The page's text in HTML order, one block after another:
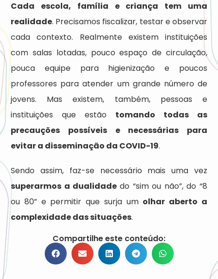
Cada escola, família e criança tem uma
realidade. Precisamos fiscalizar, testar e observar
cada contexto. Realmente existem instituições
com salas lotadas, pouco espaço de circulação,
pouca equipe para higienização e poucos
professores para atender um grande número de
jovens. Mas existem, também, pessoas e
instituições que estão tomando todas as
precauções possíveis e necessárias para
evitar a disseminação da COVID-19.
Sendo assim, faz-se necessário mais uma vez
superarmos a dualidade do “sim ou não”, do “8
ou 80” e permitir que surja um olhar aberto a
complexidade das situações.
Compartilhe este conteúdo: